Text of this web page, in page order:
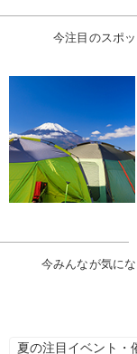
今注目のスポ
今みんなが気に
夏の注目イベント・